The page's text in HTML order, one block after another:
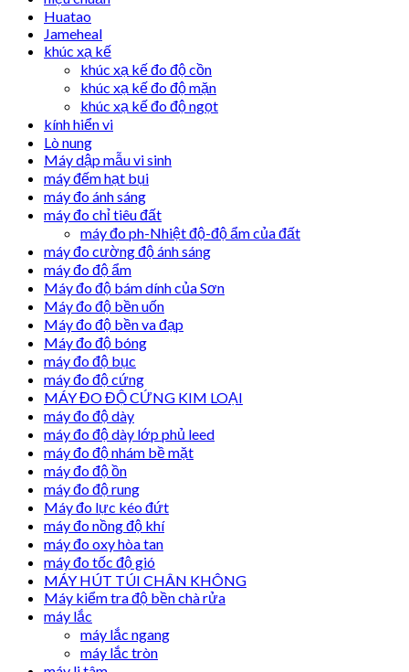
Huatao
Jameheal
khúc xạ kế
khúc xạ kế đo độ cồn
khúc xạ kế đo độ mặn
khúc xạ kế đo độ ngọt
kính hiển vi
Lò nung
Máy dập mẫu vi sinh
máy đếm hạt bụi
máy đo ánh sáng
máy đo chỉ tiêu đất
máy đo ph-Nhiệt độ-độ ẩm của đất
máy đo cường độ ánh sáng
máy đo độ ẩm
Máy đo độ bám dính của Sơn
Máy đo độ bền uốn
Máy đo độ bền va đạp
Máy đo độ bóng
máy đo độ bục
máy đo độ cứng
MÁY ĐO ĐỘ CỨNG KIM LOẠI
máy đo độ dày
máy đo độ dày lớp phủ leed
máy đo độ nhám bề mặt
máy đo độ ồn
máy đo độ rung
Máy đo lực kéo đứt
máy đo nồng độ khí
máy đo oxy hòa tan
máy đo tốc độ gió
MÁY HÚT TÚI CHÂN KHÔNG
Máy kiểm tra độ bền chà rửa
máy lắc
máy lắc ngang
máy lắc tròn